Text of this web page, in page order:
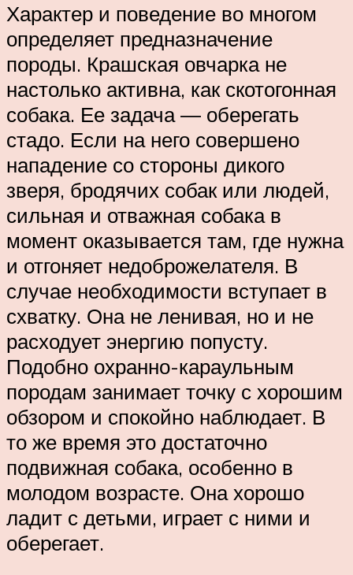
Характер и поведение во многом
определяет предназначение
породы. Крашская овчарка не
настолько активна, как скотогонная
собака. Ее задача ― оберегать
стадо. Если на него совершено
нападение со стороны дикого
зверя, бродячих собак или людей,
сильная и отважная собака в
момент оказывается там, где нужна
и отгоняет недоброжелателя. В
случае необходимости вступает в
схватку. Она не ленивая, но и не
расходует энергию попусту.
Подобно охранно-караульным
породам занимает точку с хорошим
обзором и спокойно наблюдает. В
то же время это достаточно
подвижная собака, особенно в
молодом возрасте. Она хорошо
ладит с детьми, играет с ними и
оберегает.